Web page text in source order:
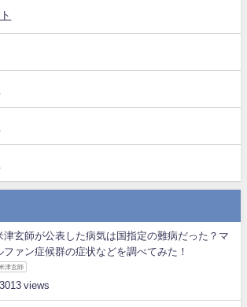
津玄師が公表した病気は国指定の難病だった？マ
ファン症候群の症状などを調べてみた！
津玄師